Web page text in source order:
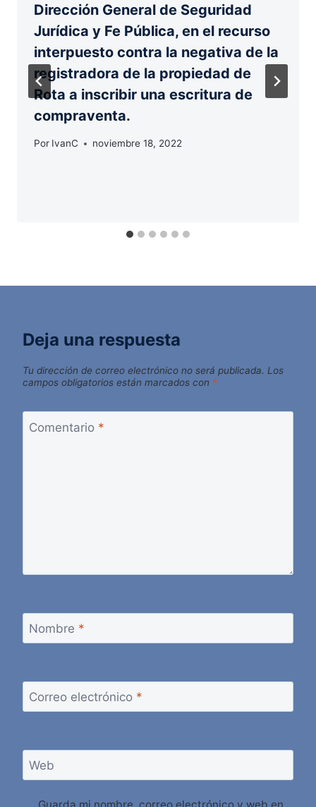
Dirección General de Seguridad
Jurídica y Fe Pública, en el recurso
interpuesto contra la negativa de la
registradora de la propiedad de
Rota a inscribir una escritura de
compraventa.
Por IvanC noviembre 18, 2022
Deja una respuesta
Tu dirección de correo electrónico no será publicada. Los
campos obligatorios están marcados con *
Comentario *
Nombre *
Correo electrónico *
Web